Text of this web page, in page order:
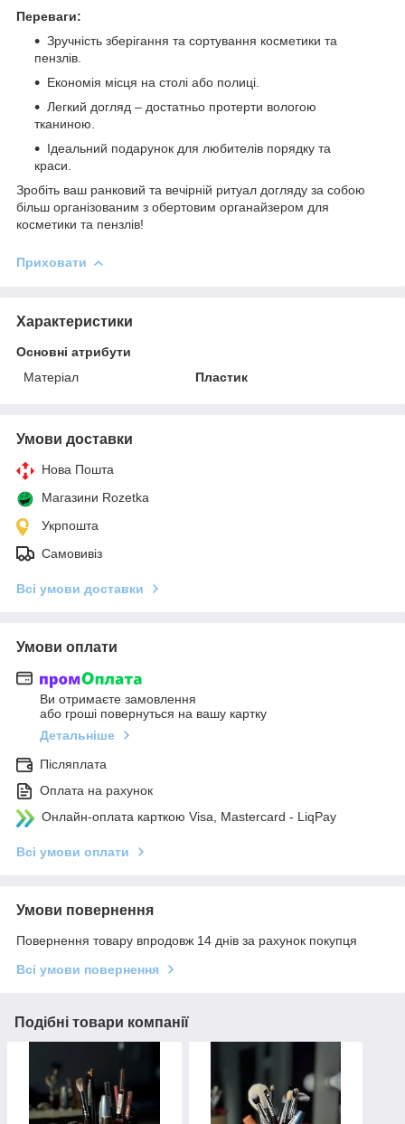
Переваги:
Зручність зберігання та сортування косметики та
пензлів.
Економія місця на столі або полиці.
Легкий догляд – достатньо протерти вологою
тканиною.
Ідеальний подарунок для любителів порядку та
краси.
Зробіть ваш ранковий та вечірній ритуал догляду за собою
більш організованим з обертовим органайзером для
косметики та пензлів!
Приховати
Характеристики
Основні атрибути
Матеріал
Пластик
Умови доставки
Нова Пошта
Магазини Rozetka
Укрпошта
Самовивіз
Всі умови доставки
Умови оплати
Ви отримаєте замовлення
або гроші повернуться на вашу картку
Детальніше
Післяплата
Оплата на рахунок
Онлайн-оплата карткою Visa, Mastercard - LiqPay
Всі умови оплати
Умови повернення
Повернення товару впродовж 14 днів за рахунок покупця
Всі умови повернення
Подібні товари компанії